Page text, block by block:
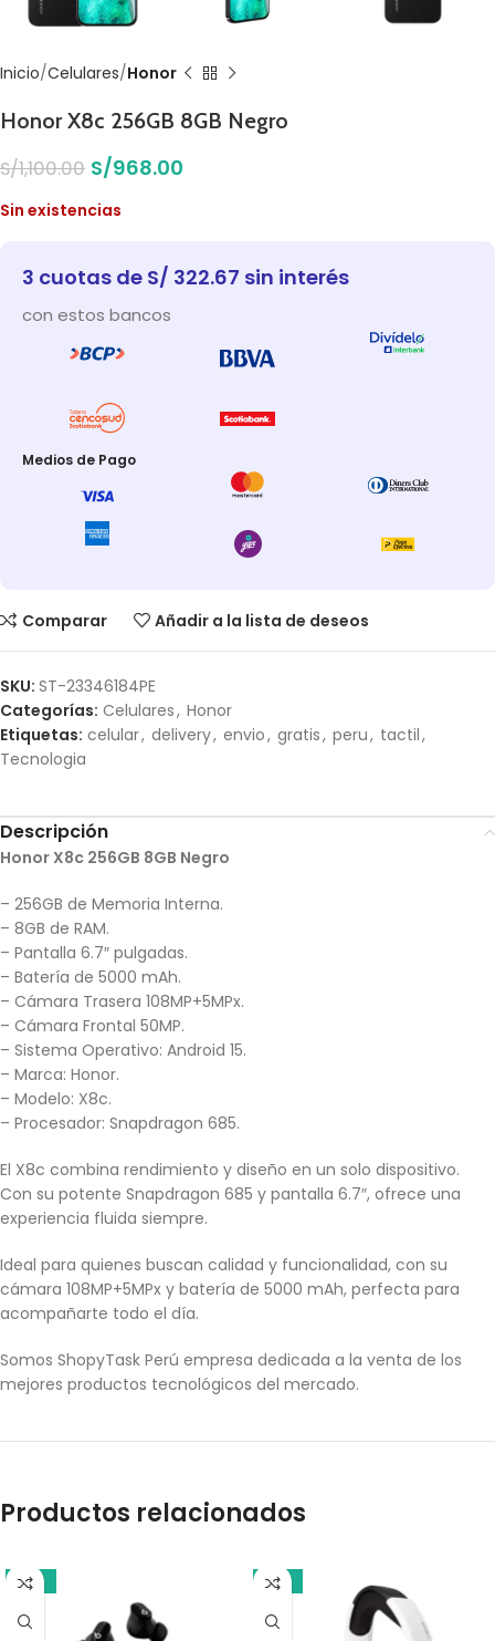
Inicio Celulares Honor
Honor X8c 256GB 8GB Negro
S/1,100.00 S/968.00
Sin existencias
3 cuotas de S/ 322.67 sin interés
con estos bancos
Medios de Pago
Comparar Añadir a la lista de deseos
SKU: ST-23346184PE
Categorías: Celulares, Honor
Etiquetas: celular, delivery, envio, gratis, peru, tactil,
Tecnologia
Descripción
Honor X8c 256GB 8GB Negro
– 256GB de Memoria Interna.
– 8GB de RAM.
– Pantalla 6.7″ pulgadas.
– Batería de 5000 mAh.
– Cámara Trasera 108MP+5MPx.
– Cámara Frontal 50MP.
– Sistema Operativo: Android 15.
– Marca: Honor.
– Modelo: X8c.
– Procesador: Snapdragon 685.
El X8c combina rendimiento y diseño en un solo dispositivo.
Con su potente Snapdragon 685 y pantalla 6.7″, ofrece una
experiencia fluida siempre.
Ideal para quienes buscan calidad y funcionalidad, con su
cámara 108MP+5MPx y batería de 5000 mAh, perfecta para
acompañarte todo el día.
Somos ShopyTask Perú empresa dedicada a la venta de los
mejores productos tecnológicos del mercado.
Productos relacionados
-10% -13%